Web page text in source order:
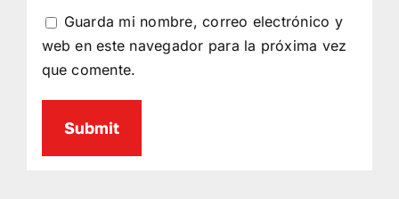
Guarda mi nombre, correo electrónico y
web en este navegador para la próxima vez
que comente.